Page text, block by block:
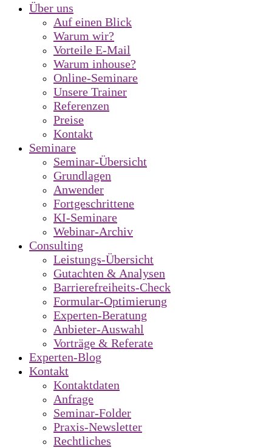
Über uns
Auf einen Blick
Warum wir?
Vorteile E-Mail
Warum inhouse?
Online-Seminare
Unsere Trainer
Referenzen
Preise
Kontakt
Seminare
Seminar-Übersicht
Grundlagen
Anwender
Fortgeschrittene
KI-Seminare
Webinar-Archiv
Consulting
Leistungs-Übersicht
Gutachten & Analysen
Barrierefreiheits-Check
Formular-Optimierung
Experten-Beratung
Anbieter-Auswahl
Vorträge & Referate
Experten-Blog
Kontakt
Kontaktdaten
Anfrage
Seminar-Folder
Praxis-Newsletter
Rechtliches